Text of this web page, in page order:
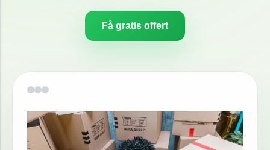
Få gratis offert